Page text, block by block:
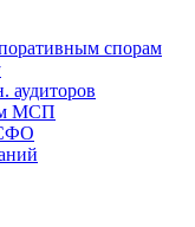
спорам
аудиторов
МСП